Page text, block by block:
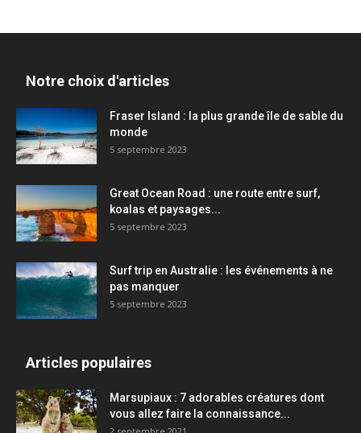
Notre choix d'articles
Fraser Island : la plus grande île de sable du
monde
5 septembre 2023
Great Ocean Road : une route entre surf,
koalas et paysages...
5 septembre 2023
Surf trip en Australie : les événements à ne
pas manquer
5 septembre 2023
Articles populaires
Marsupiaux : 7 adorables créatures dont
vous allez faire la connaissance...